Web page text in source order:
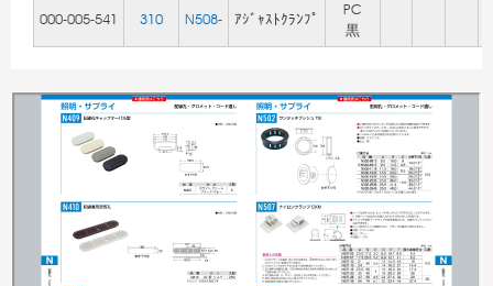
000-005-541 310 N508- ｱｼﾞｬｽﾄｸﾗﾝﾌﾟ
PC
黒